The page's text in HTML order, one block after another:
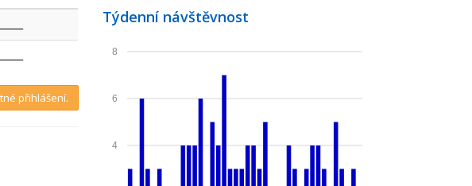
přihlášení.
Týdenní návštěvnost
4
6
8